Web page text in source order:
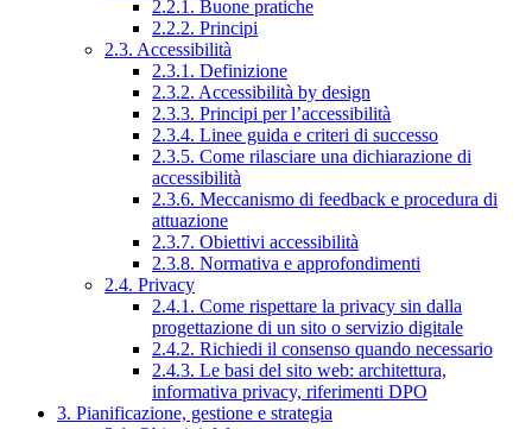
2.2.1. Buone pratiche
2.2.2. Principi
2.3. Accessibilità
2.3.1. Definizione
2.3.2. Accessibilità by design
2.3.3. Principi per l’accessibilità
2.3.4. Linee guida e criteri di successo
2.3.5. Come rilasciare una dichiarazione di
accessibilità
2.3.6. Meccanismo di feedback e procedura di
attuazione
2.3.7. Obiettivi accessibilità
2.3.8. Normativa e approfondimenti
2.4. Privacy
2.4.1. Come rispettare la privacy sin dalla
progettazione di un sito o servizio digitale
2.4.2. Richiedi il consenso quando necessario
2.4.3. Le basi del sito web: architettura,
informativa privacy, riferimenti DPO
3. Pianificazione, gestione e strategia